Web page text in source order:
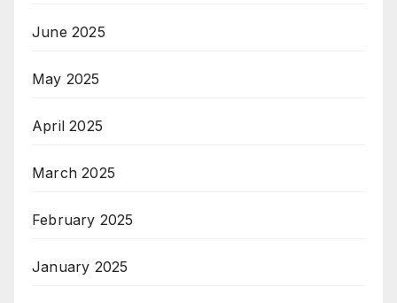
June 2025
May 2025
April 2025
March 2025
February 2025
January 2025